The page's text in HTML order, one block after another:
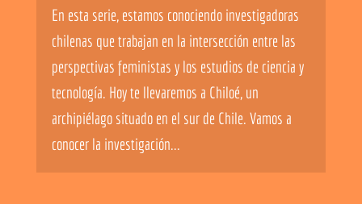
En esta serie, estamos conociendo investigadoras
chilenas que trabajan en la intersección entre las
perspectivas feministas y los estudios de ciencia y
tecnología. Hoy te llevaremos a Chiloé, un
archipiélago situado en el sur de Chile. Vamos a
conocer la investigación...